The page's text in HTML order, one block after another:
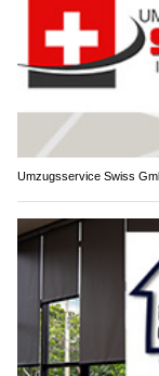
Umzugsservice Swiss